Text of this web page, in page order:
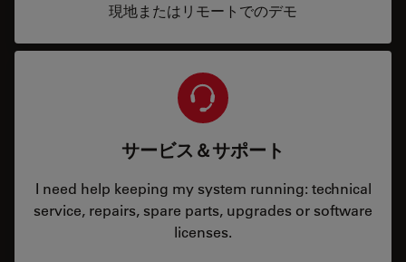
現地またはリモートでのデモ
サービス＆サポート
I need help keeping my system running: technical
service, repairs, spare parts, upgrades or software
licenses.